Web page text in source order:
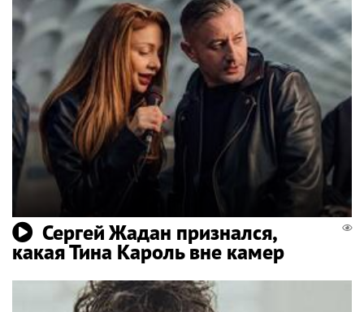
Сергей Жадан признался,
какая Тина Кароль вне камер